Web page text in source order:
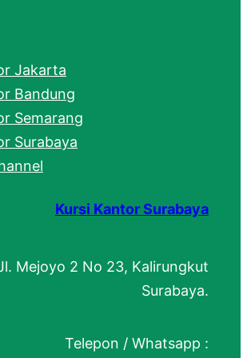
Jakarta
Bandung
Semarang
Surabaya
Kursi Kantor Surabaya
Mejoyo 2 No 23, Kalirungkut
Surabaya.
Telepon / Whatsapp :